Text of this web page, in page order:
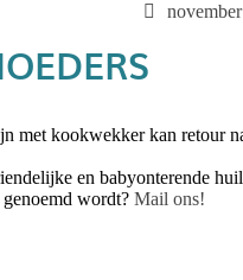
met kookwekker kan retour
en babyonterende
wordt? Mail ons!